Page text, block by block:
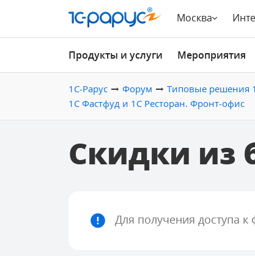
Москва
Продукты и услуги Мероприятия
1С-Рарус Форум Типовые решения
1С Фастфуд и 1С Ресторан. Фронт-офис
Скидки из
Для получения доступа